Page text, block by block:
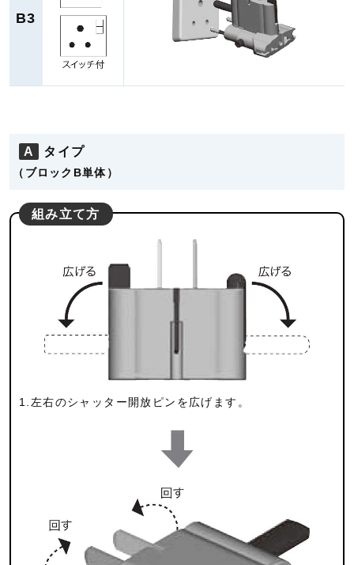
B3
A タイプ
（ブロックB単体）
組み立て方
1.左右のシャッター開放ピンを広げます。